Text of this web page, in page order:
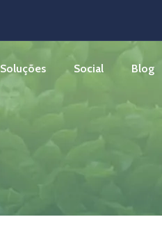
Soluções Social Blog